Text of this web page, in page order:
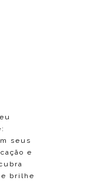
seus
e
e brilhe